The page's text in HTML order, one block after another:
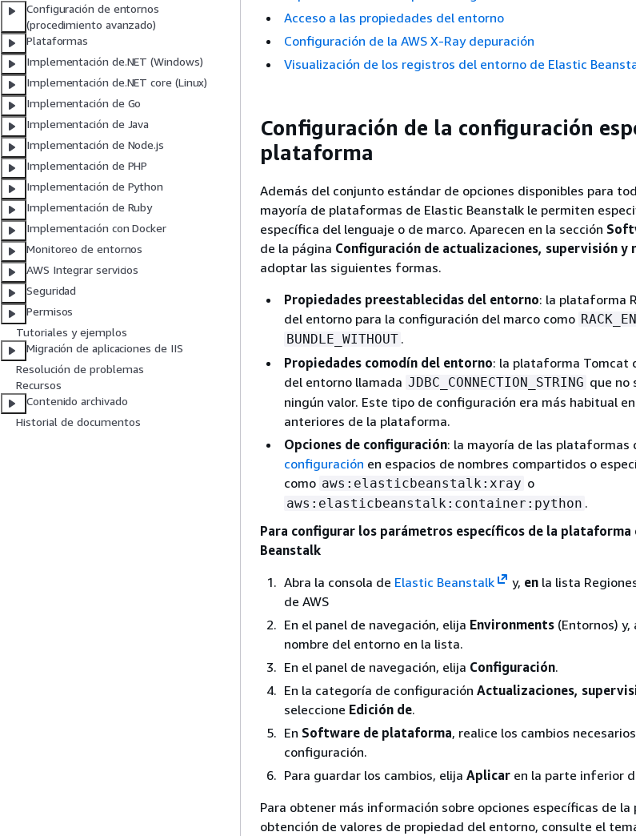
Configuración de entornos
(procedimiento avanzado)
Plataformas
Implementación de.NET (Windows)
Implementación de.NET core (Linux)
Implementación de Go
Implementación de Java
Implementación de Node.js
Implementación de PHP
Implementación de Python
Implementación de Ruby
Implementación con Docker
Monitoreo de entornos
AWS Integrar servicios
Seguridad
Permisos
Tutoriales y ejemplos
Migración de aplicaciones de IIS
Resolución de problemas
Recursos
Contenido archivado
Historial de documentos
Acceso a las propiedades del entorno
Configuración de la AWS X-Ray depuración
Visualización de los registros del entorno de Elastic
Configuración de la configuración
plataforma
Además del conjunto estándar de opciones disponibles para
mayoría de plataformas de Elastic Beanstalk le permiten
específica del lenguaje o de marco. Aparecen en la sección
de la página Configuración de actualizaciones, supervisión y
adoptar las siguientes formas.
Propiedades preestablecidas del entorno: la plataforma
del entorno para la configuración del marco como
BUNDLE_WITHOUT .
Propiedades comodín del entorno: la plataforma Tomcat
del entorno llamada JDBC_CONNECTION_STRING que no
ningún valor. Este tipo de configuración era más habitual
anteriores de la plataforma.
Opciones de configuración: la mayoría de las plataformas
configuración en espacios de nombres compartidos o
como aws:elasticbeanstalk:xray o
aws:elasticbeanstalk:container:python .
Para configurar los parámetros específicos de la plataforma
Beanstalk
Abra la consola de Elastic Beanstalk y, enla lista
de AWS
En el panel de navegación, elija Environments (Entornos)
nombre del entorno en la lista.
En el panel de navegación, elija Configuración.
En la categoría de configuración Actualizaciones,
seleccione Edición de.
En Software de plataforma, realice los cambios
configuración.
Para guardar los cambios, elija Aplicar en la parte inferior
Para obtener más información sobre opciones específicas de
obtención de valores de propiedad del entorno, consulte el